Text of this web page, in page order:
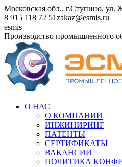
Перейти
к
содержанию
Московская обл., г.Ступино, ул.
8 915 118 72 51zakaz@esmis.ru
Вконтакте
esmis
Производство промышленного
О НАС
О КОМПАНИИ
ИНЖИНИРИНГ
ПАТЕНТЫ
СЕРТИФИКАТЫ
ВАКАНСИИ
ПОЛИТИКА